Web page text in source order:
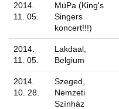
2014.
11. 05.
MüPa (King's
Singers
koncert!!!)
2014.
11. 05.
Lakdaal,
Belgium
2014.
10. 28.
Szeged,
Nemzeti
Színház